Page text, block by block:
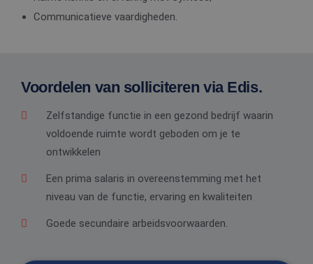
Communicatieve vaardigheden.
Voordelen van solliciteren via Edis.
Zelfstandige functie in een gezond bedrijf waarin
voldoende ruimte wordt geboden om je te
ontwikkelen
Een prima salaris in overeenstemming met het
niveau van de functie, ervaring en kwaliteiten
Goede secundaire arbeidsvoorwaarden.